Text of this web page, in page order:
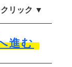
リック ▼
進む